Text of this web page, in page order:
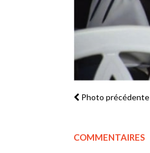
Photo précédente
COMMENTAIRES